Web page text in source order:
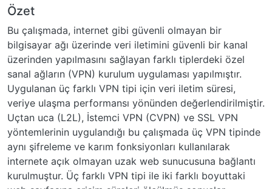
Özet
Bu çalışmada, internet gibi güvenli olmayan bir
bilgisayar ağı üzerinde veri iletimini güvenli bir kanal
üzerinden yapılmasını sağlayan farklı tiplerdeki özel
sanal ağların (VPN) kurulum uygulaması yapılmıştır.
Uygulanan üç farklı VPN tipi için veri iletim süresi,
veriye ulaşma performansı yönünden değerlendirilmiştir.
Uçtan uca (L2L), İstemci VPN (CVPN) ve SSL VPN
yöntemlerinin uygulandığı bu çalışmada üç VPN tipinde
aynı şifreleme ve karım fonksiyonları kullanılarak
internete açık olmayan uzak web sunucusuna bağlantı
kurulmuştur. Üç farklı VPN tipi ile iki farklı boyuttaki